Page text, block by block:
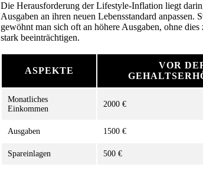
Die Herausforderung der Lifestyle-Inflation liegt
Ausgaben an ihren neuen Lebensstandard anpassen.
gewöhnt man sich oft an höhere Ausgaben, ohne
stark beeinträchtigen.
ASPEKTE
VOR
Monatliches
Einkommen
2000 €
Ausgaben 1500 €
Spareinlagen 500 €